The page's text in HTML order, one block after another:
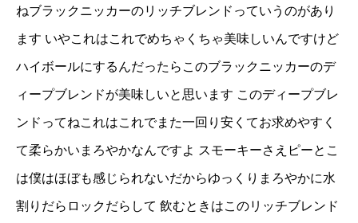
ねブラックニッカーのリッチブレンドっていうのがあり
ます いやこれはこれでめちゃくちゃ美味しいんですけど
ハイボールにするんだったらこのブラックニッカーのデ
ィープブレンドが美味しいと思います このディープブレ
ンドってねこれはこれでまた一回り安くてお求めやすく
て柔らかいまろやかなんですよ スモーキーさえピーとこ
は僕はほぼも感じられないだからゆっくりまろやかに水
割りだらロックだらして 飲むときはこのリッチブレンド